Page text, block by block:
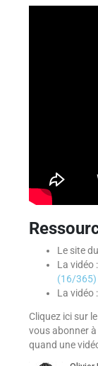
Le site du
La vidéo :
(16/365)
La vidéo :
Cliquez ici sur
vous abonner
quand une